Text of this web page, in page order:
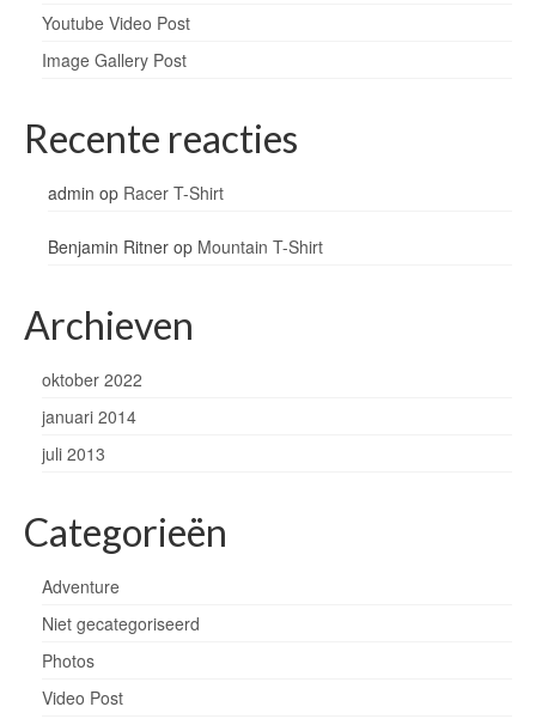
Youtube Video Post
Image Gallery Post
Recente reacties
admin op Racer T-Shirt
Benjamin Ritner op Mountain T-Shirt
Archieven
oktober 2022
januari 2014
juli 2013
Categorieën
Adventure
Niet gecategoriseerd
Photos
Video Post